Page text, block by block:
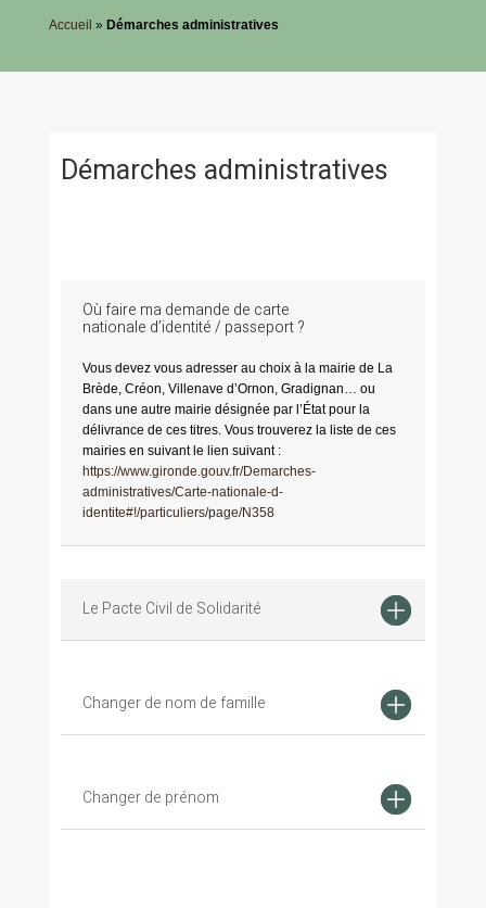
Accueil » Démarches administratives
Démarches administratives
Où faire ma demande de carte
nationale d’identité / passeport ?
Vous devez vous adresser au choix à la mairie de La
Brède, Créon, Villenave d’Ornon, Gradignan… ou
dans une autre mairie désignée par l’État pour la
délivrance de ces titres. Vous trouverez la liste de ces
mairies en suivant le lien suivant :
https://www.gironde.gouv.fr/Demarches-
administratives/Carte-nationale-d-
identite#!/particuliers/page/N358
Le Pacte Civil de Solidarité
Changer de nom de famille
Changer de prénom